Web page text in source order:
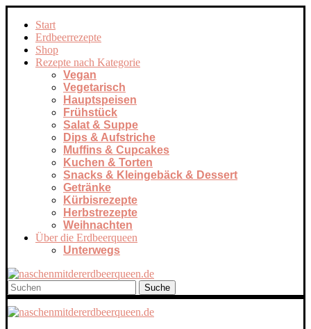
Start
Erdbeerrezepte
Shop
Rezepte nach Kategorie
Vegan
Vegetarisch
Hauptspeisen
Frühstück
Salat & Suppe
Dips & Aufstriche
Muffins & Cupcakes
Kuchen & Torten
Snacks & Kleingebäck & Dessert
Getränke
Kürbisrezepte
Herbstrezepte
Weihnachten
Über die Erdbeerqueen
Unterwegs
Suche